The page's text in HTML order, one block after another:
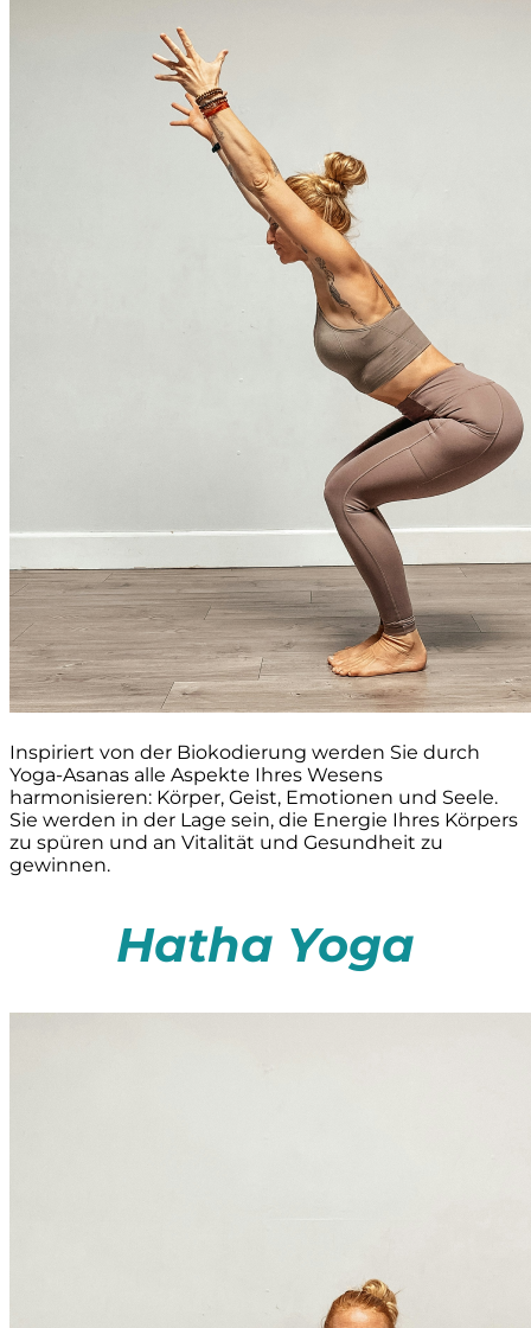
Inspiriert von der Biokodierung werden Sie durch
Yoga-Asanas alle Aspekte Ihres Wesens
harmonisieren: Körper, Geist, Emotionen und Seele.
Sie werden in der Lage sein, die Energie Ihres Körpers
zu spüren und an Vitalität und Gesundheit zu
gewinnen.
Hatha Yoga